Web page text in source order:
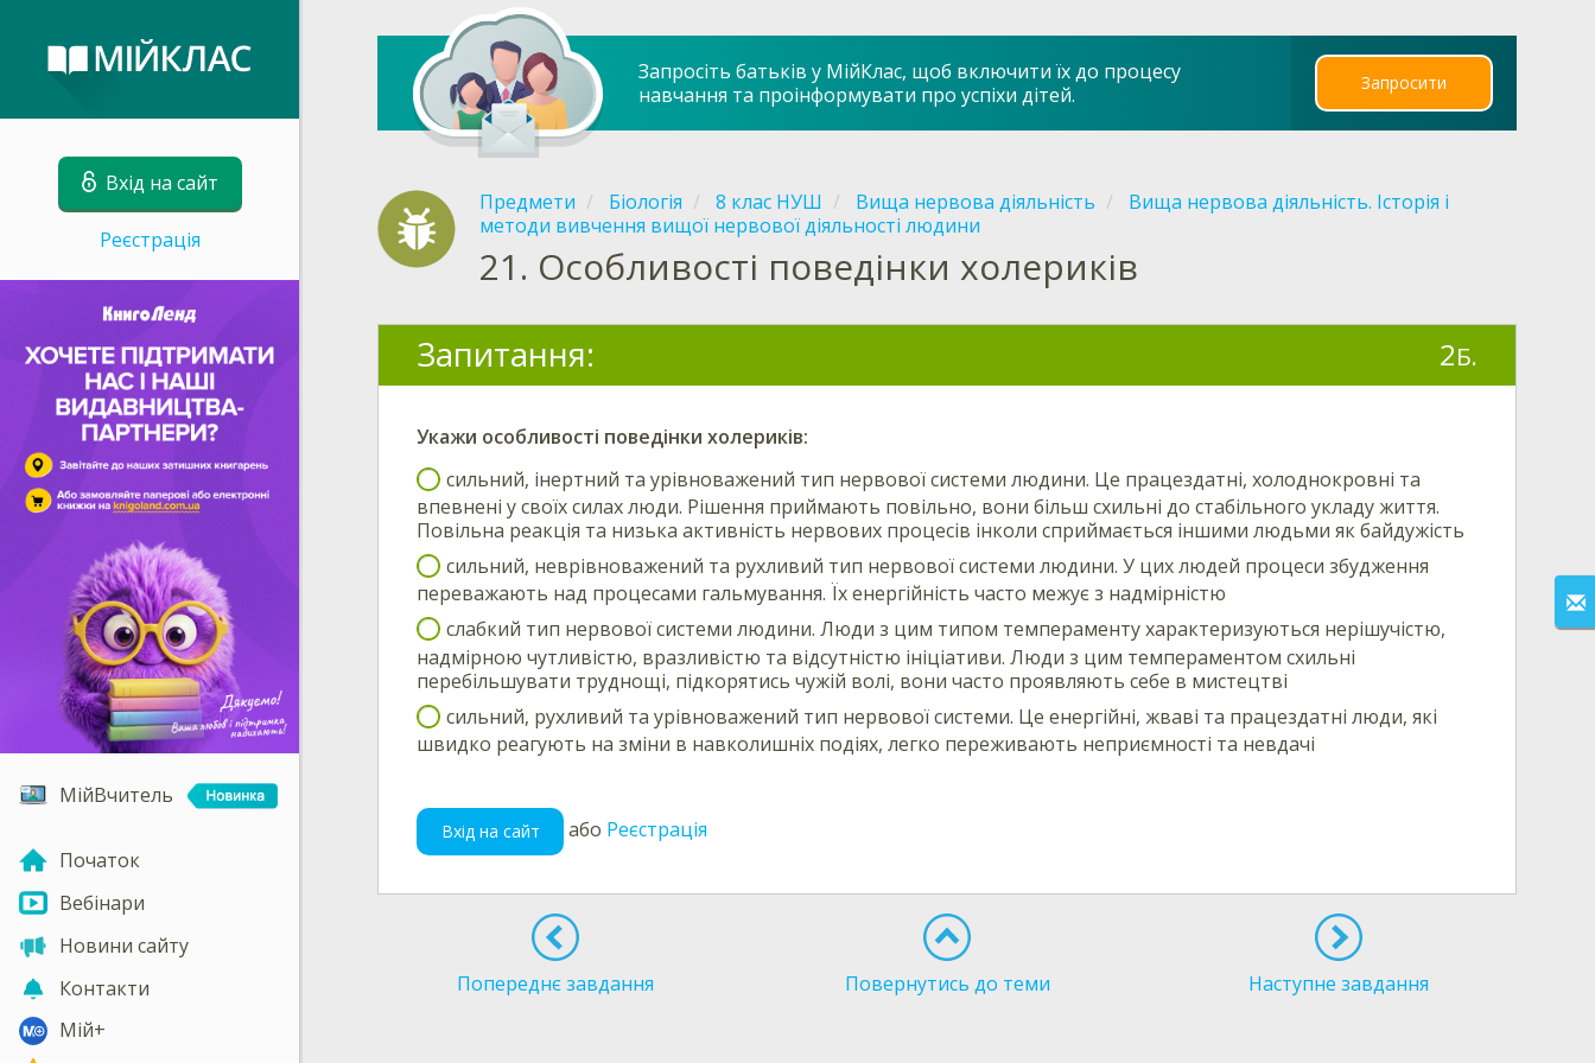
Вхід на сайт
Реєстрація
МійВчитель
Початок
Вебінари
Новини сайту
Контакти
Мій+
Запросіть батьків у МійКлас, щоб включити їх до процесу
навчання та проінформувати про успіхи дітей.
Запросити
Предмети Біологія 8 клас НУШ Вища нервова діяльність
Вища нервова діяльність. Історія і
методи вивчення вищої нервової діяльності людини
21. Особливості поведінки холериків
Запитання: 2Б.
Укажи особливості поведінки холериків:
сильний, інертний та урівноважений тип нервової системи людини. Це працездатні, холоднокровні та
впевнені у своїх силах люди. Рішення приймають повільно, вони більш схильні до стабільного укладу життя.
Повільна реакція та низька активність нервових процесів інколи сприймається іншими людьми як байдужість
сильний, неврівноважений та рухливий тип нервової системи людини. У цих людей процеси збудження
переважають над процесами гальмування. Їх енергійність часто межує з надмірністю
слабкий тип нервової системи людини. Люди з цим типом темпераменту характеризуються нерішучістю,
надмірною чутливістю, вразливістю та відсутністю ініціативи. Люди з цим темпераментом схильні
перебільшувати труднощі, підкорятись чужій волі, вони часто проявляють себе в мистецтві
сильний, рухливий та урівноважений тип нервової системи. Це енергійні, жваві та працездатні люди, які
швидко реагують на зміни в навколишніх подіях, легко переживають неприємності та невдачі
Вхід на сайт або Реєстрація
Попереднє завдання Повернутись до теми Наступне завдання